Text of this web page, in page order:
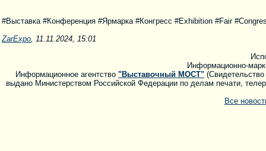
#Выставка #Конференция #Ярмарка #Конгресс #Exhibition #Fair
ZarExpo, 11.11.2024, 15:01
Информационно-
Информационное агентство "Выставочный МОСТ"
выдано Министерством Российской Федерации по делам печати,
Все